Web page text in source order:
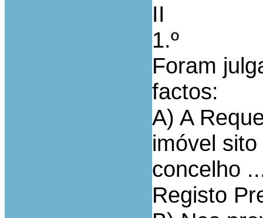
II
1.º
Foram
factos:
A) A
imóvel
concelho
Registo